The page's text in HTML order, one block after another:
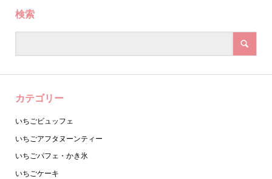
検索
カテゴリー
いちごビュッフェ
いちごアフタヌーンティー
いちごパフェ・かき氷
いちごケーキ